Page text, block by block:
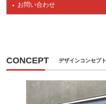
お問い合わせ
CONCEPT デザインコンセプト